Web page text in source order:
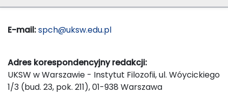
E-mail:spch@uksw.edu.pl
Adres korespondencyjny redakcji:
UKSW w Warszawie - Instytut Filozofii, ul. Wóycickiego
1/3 (bud. 23, pok. 211), 01-938 Warszawa